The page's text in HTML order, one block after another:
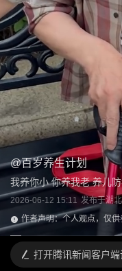
@百岁养生计划
我养你小 你养我老 养儿
2026-06-12 15:11 发布于湖北
作者声明：个人观点，仅供
打开腾讯新闻客户